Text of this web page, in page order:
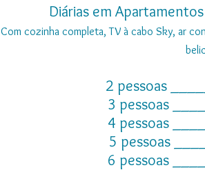
Diárias em
Com cozinha completa, TV à cabo Sky, ar
2 pessoas
3 pessoas
4 pessoas
5 pessoas
6 pessoas